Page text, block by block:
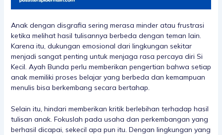
Anak dengan disgrafia sering merasa minder atau frustrasi
ketika melihat hasil tulisannya berbeda dengan teman lain.
Karena itu, dukungan emosional dari lingkungan sekitar
menjadi sangat penting untuk menjaga rasa percaya diri Si
Kecil. Ayah Bunda perlu memberikan pengertian bahwa setiap
anak memiliki proses belajar yang berbeda dan kemampuan
menulis bisa berkembang secara bertahap.
Selain itu, hindari memberikan kritik berlebihan terhadap hasil
tulisan anak. Fokuslah pada usaha dan perkembangan yang
berhasil dicapai, sekecil apa pun itu. Dengan lingkungan yang